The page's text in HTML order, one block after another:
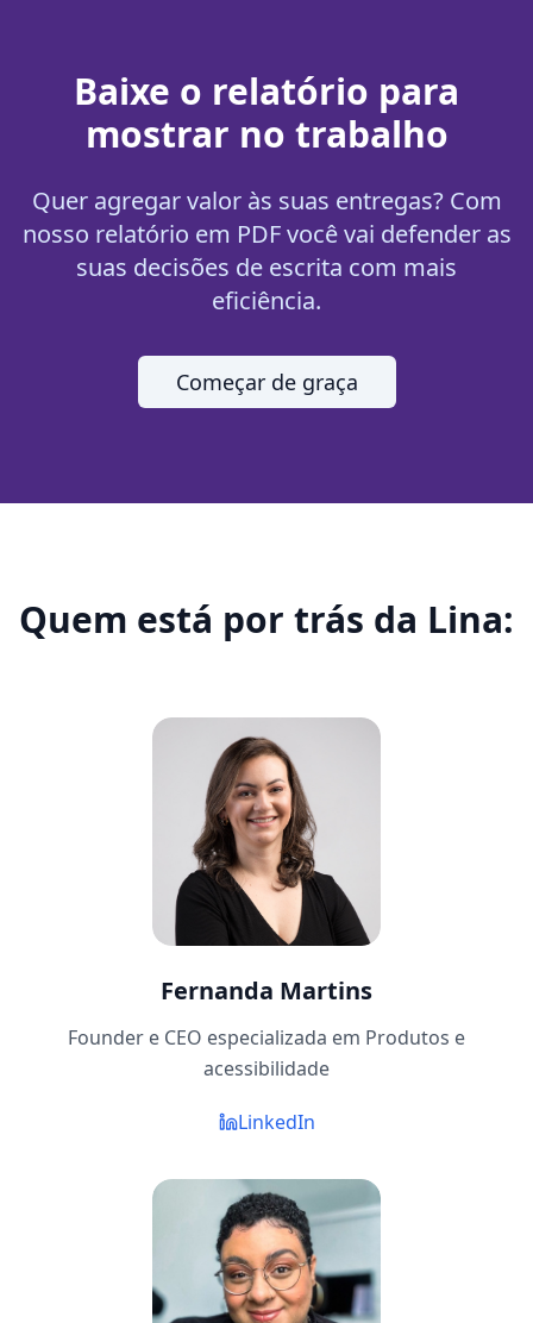
Baixe o relatório para
mostrar no trabalho
Quer agregar valor às suas entregas? Com
nosso relatório em PDF você vai defender as
suas decisões de escrita com mais
eficiência.
Começar de graça
Quem está por trás da Lina:
Fernanda Martins
Founder e CEO especializada em Produtos e
acessibilidade
LinkedIn